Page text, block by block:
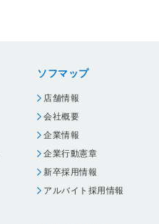
ソフマップ
店舗情報
会社概要
企業情報
企業行動憲章
新卒採用情報
アルバイト採用情報